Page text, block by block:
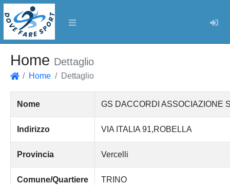
Home Dettaglio
Home Dettaglio
Nome GS DACCORDI ASSOCIAZIONE
Indirizzo VIA ITALIA 91,ROBELLA
Provincia Vercelli
Comune/Quartiere TRINO